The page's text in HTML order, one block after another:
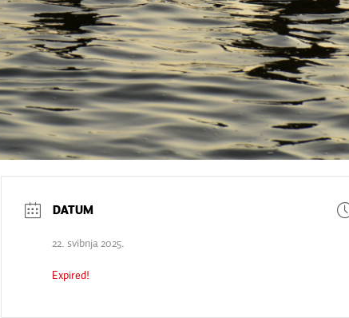
22. svibnja 2025.
Expired!